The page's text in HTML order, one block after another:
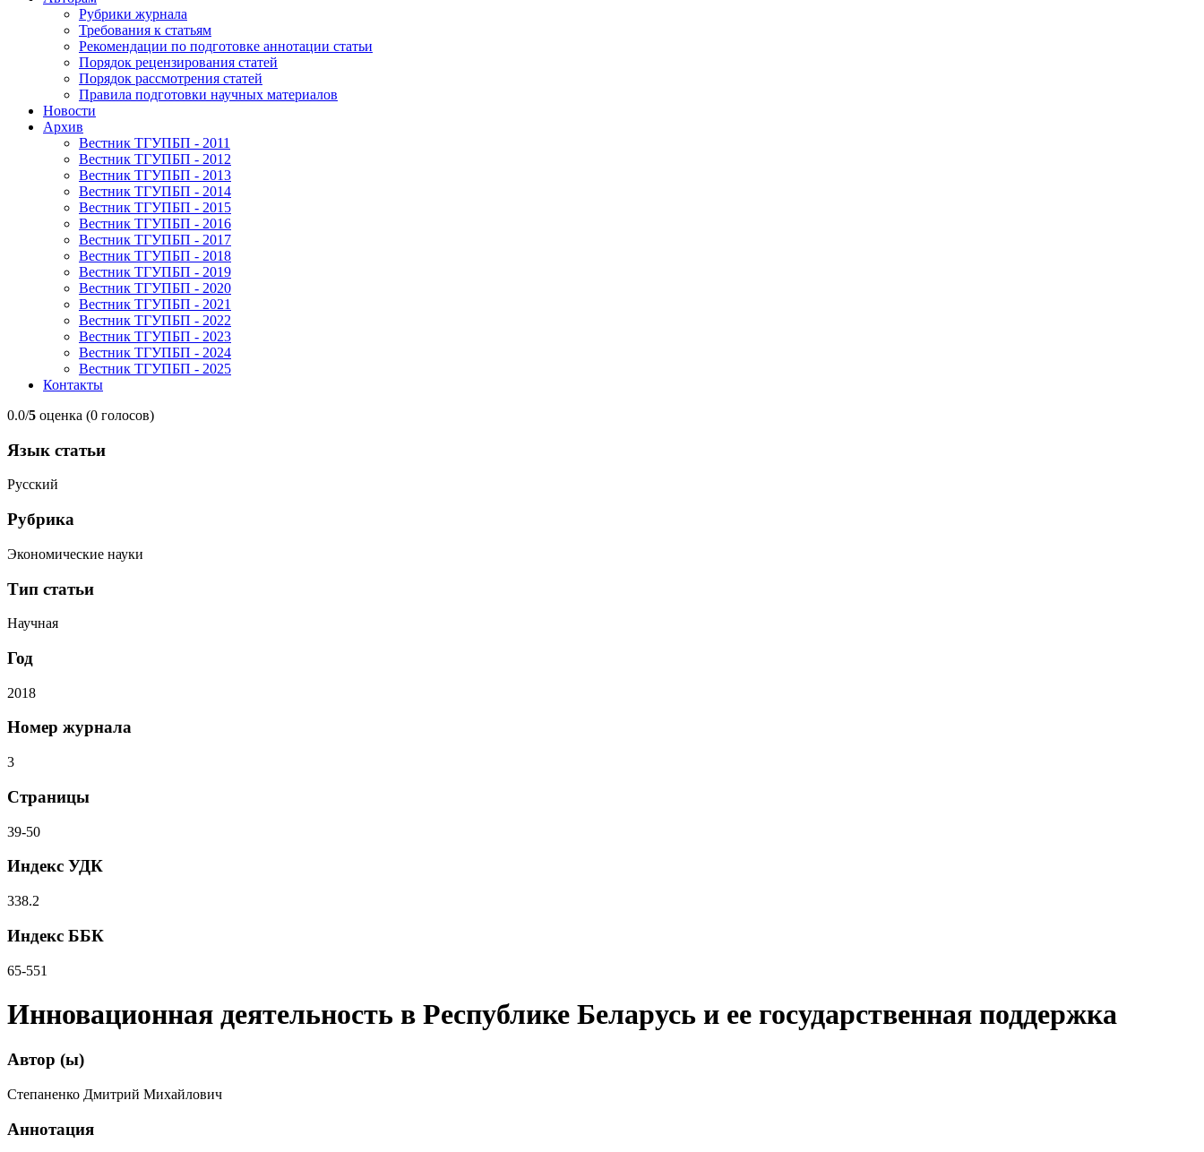
Рубрики журнала
Требования к статьям
Рекомендации по подготовке аннотации статьи
Порядок рецензирования статей
Порядок рассмотрения статей
Правила подготовки научных материалов
Новости
Архив
Вестник ТГУПБП - 2011
Вестник ТГУПБП - 2012
Вестник ТГУПБП - 2013
Вестник ТГУПБП - 2014
Вестник ТГУПБП - 2015
Вестник ТГУПБП - 2016
Вестник ТГУПБП - 2017
Вестник ТГУПБП - 2018
Вестник ТГУПБП - 2019
Вестник ТГУПБП - 2020
Вестник ТГУПБП - 2021
Вестник ТГУПБП - 2022
Вестник ТГУПБП - 2023
Вестник ТГУПБП - 2024
Вестник ТГУПБП - 2025
Контакты
0.0/5 оценка (0 голосов)
Язык статьи
Русский
Рубрика
Экономические науки
Тип статьи
Научная
Год
2018
Номер журнала
3
Страницы
39-50
Индекс УДК
338.2
Индекс ББК
65-551
Инновационная деятельность в Республике Беларусь и ее государственная поддержка
Автор (ы)
Степаненко Дмитрий Михайлович
Аннотация